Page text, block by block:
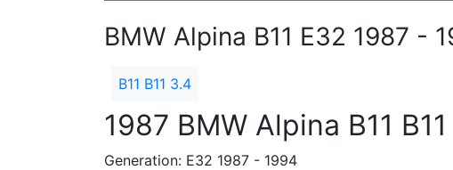
BMW Alpina B11 E32 1987 -
B11 B11 3.4
1987 BMW Alpina B11
Generation: E32 1987 - 1994